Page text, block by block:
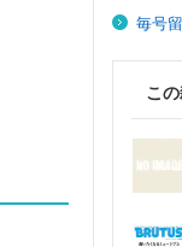
毎号
こ